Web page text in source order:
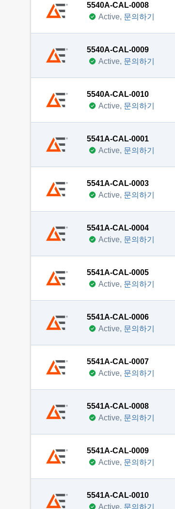
5540A-CAL-0008
Active, 문의하기
5540A-CAL-0009
Active, 문의하기
5540A-CAL-0010
Active, 문의하기
5541A-CAL-0001
Active, 문의하기
5541A-CAL-0003
Active, 문의하기
5541A-CAL-0004
Active, 문의하기
5541A-CAL-0005
Active, 문의하기
5541A-CAL-0006
Active, 문의하기
5541A-CAL-0007
Active, 문의하기
5541A-CAL-0008
Active, 문의하기
5541A-CAL-0009
Active, 문의하기
5541A-CAL-0010
Active, 문의하기